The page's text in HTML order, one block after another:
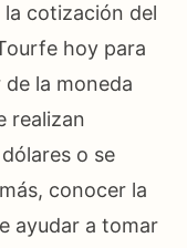
cotización del
hoy para
la moneda
realizan
o se
conocer la
ayudar a tomar